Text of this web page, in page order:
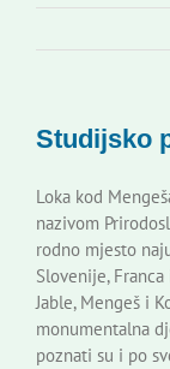
Kontakti
Novi odmev –
Izdavaštvo
Studijsko
Loka kod
nazivom
rodno mjesto
Slovenije,
Jable, Mengeš i
monumentalna
poznati su i po